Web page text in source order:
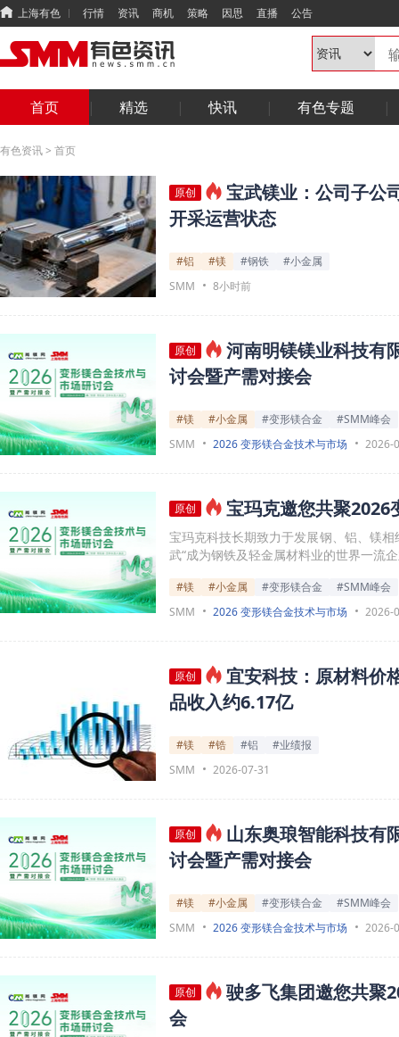
上海有色 行情 资讯 商机 策略 因思 直播 公告
首页 精选 快讯 有色专题
有色资讯> 首页
原创
宝武镁业：公司子公
开采运营状态
#铝 #镁 #钢铁
#小金属
SMM
8小时前
原创
河南明镁镁业科技有
讨会暨产需对接会
#镁 #小金属 #变形镁合金
#SMM峰会
SMM
2026 变形镁合金技术与市场 2026-
原创 宝玛克邀您共聚2026
宝玛克科技长期致力于发展钢、铝、镁
武“成为钢铁及轻金属材料业的世界一流
#镁 #小金属 #变形镁合金
#SMM峰会
SMM
2026 变形镁合金技术与市场 2026-
原创
宜安科技：原材料价
品收入约6.17亿
#镁 #锆 #铝
#业绩报
SMM
2026-07-31
原创
山东奥琅智能科技有
讨会暨产需对接会
#镁 #小金属 #变形镁合金
#SMM峰会
SMM
2026 变形镁合金技术与市场 2026-
原创
驶多飞集团邀您共聚
会